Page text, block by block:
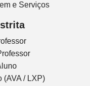
e Serviços
(AVA / LXP)